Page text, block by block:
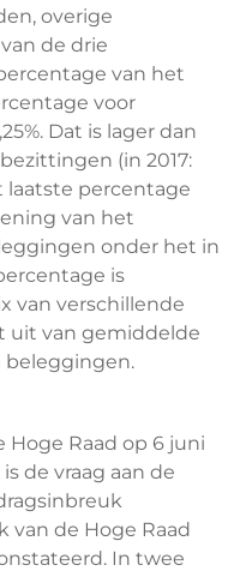
overige
de drie
van het
voor
Dat is lager dan
(in 2017:
laatste percentage
van het
onder het in
is
van verschillende
uit van gemiddelde
beleggingen.
Hoge Raad op 6 juni
de vraag aan de
van de Hoge Raad
In twee